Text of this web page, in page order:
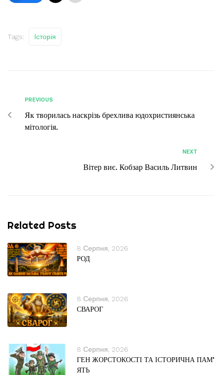
Tags: Історія
PREVIOUS
Як творилась наскрізь брехлива юдохристиянська
мітологія.
NEXT
Вітер виє. Кобзар Василь Литвин
Related Posts
8 Серпня, 2026
РОД
8 Серпня, 2026
СВАРОГ
8 Серпня, 2026
ГЕН ЖОРСТОКОСТІ ТА ІСТОРИЧНА ПАМ’
ЯТЬ